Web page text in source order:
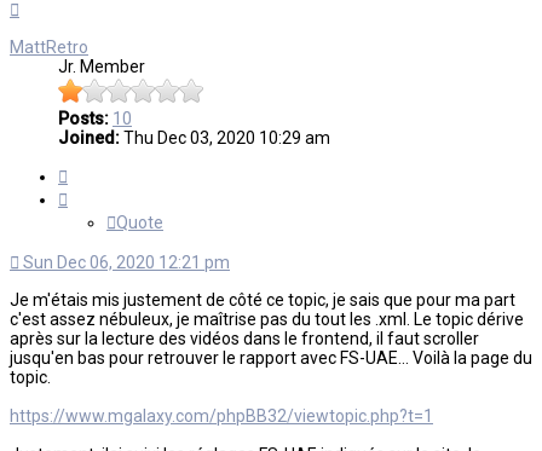
MattRetro
Jr. Member
Posts: 10
Joined:Thu Dec 03, 2020 10:29 am
Quote
Sun Dec 06, 2020 12:21 pm
Je m'étais mis justement de côté ce topic, je sais que pour ma part
c'est assez nébuleux, je maîtrise pas du tout les .xml. Le topic dérive
après sur la lecture des vidéos dans le frontend, il faut scroller
jusqu'en bas pour retrouver le rapport avec FS-UAE... Voilà la page du
topic.
https://www.mgalaxy.com/phpBB32/viewtopic.php?t=1